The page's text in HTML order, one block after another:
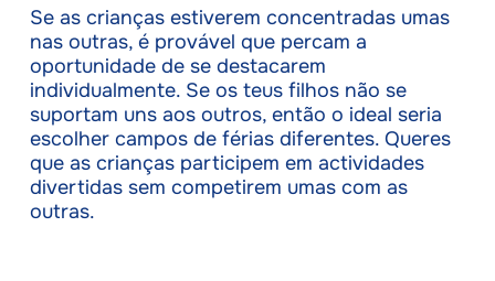
Se as crianças estiverem concentradas umas
nas outras, é provável que percam a
oportunidade de se destacarem
individualmente. Se os teus filhos não se
suportam uns aos outros, então o ideal seria
escolher campos de férias diferentes. Queres
que as crianças participem em actividades
divertidas sem competirem umas com as
outras.